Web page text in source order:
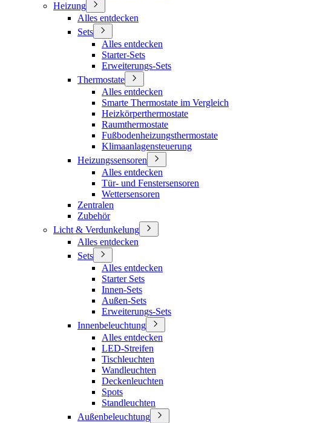
Heizung
Alles entdecken
Sets
Alles entdecken
Starter-Sets
Erweiterungs-Sets
Thermostate
Alles entdecken
Smarte Thermostate im Vergleich
Heizkörperthermostate
Raumthermostate
Fußbodenheizungsthermostate
Klimaanlagensteuerung
Heizungssensoren
Alles entdecken
Tür- und Fenstersensoren
Wettersensoren
Zentralen
Zubehör
Licht & Verdunkelung
Alles entdecken
Sets
Alles entdecken
Starter Sets
Innen-Sets
Außen-Sets
Erweiterungs-Sets
Innenbeleuchtung
Alles entdecken
LED-Streifen
Tischleuchten
Wandleuchten
Deckenleuchten
Spots
Standleuchten
Außenbeleuchtung